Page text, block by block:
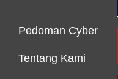
Pedoman Cyber
Tentang Kami